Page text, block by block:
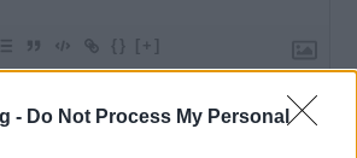
- Do Not Process My Personal
{} [+]